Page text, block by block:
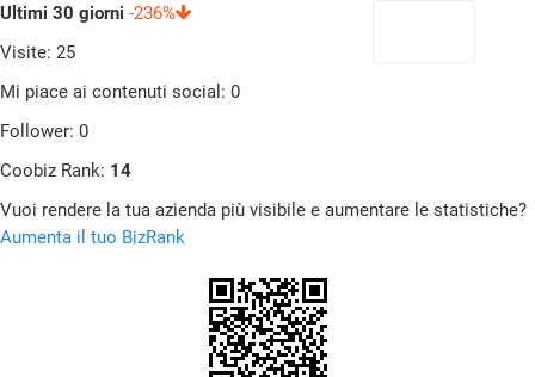
Ultimi 30 giorni -236%
Visite: 25
Mi piace ai contenuti social: 0
Follower: 0
Coobiz Rank: 14
Vuoi rendere la tua azienda più visibile e aumentare le statistiche?
Aumenta il tuo BizRank